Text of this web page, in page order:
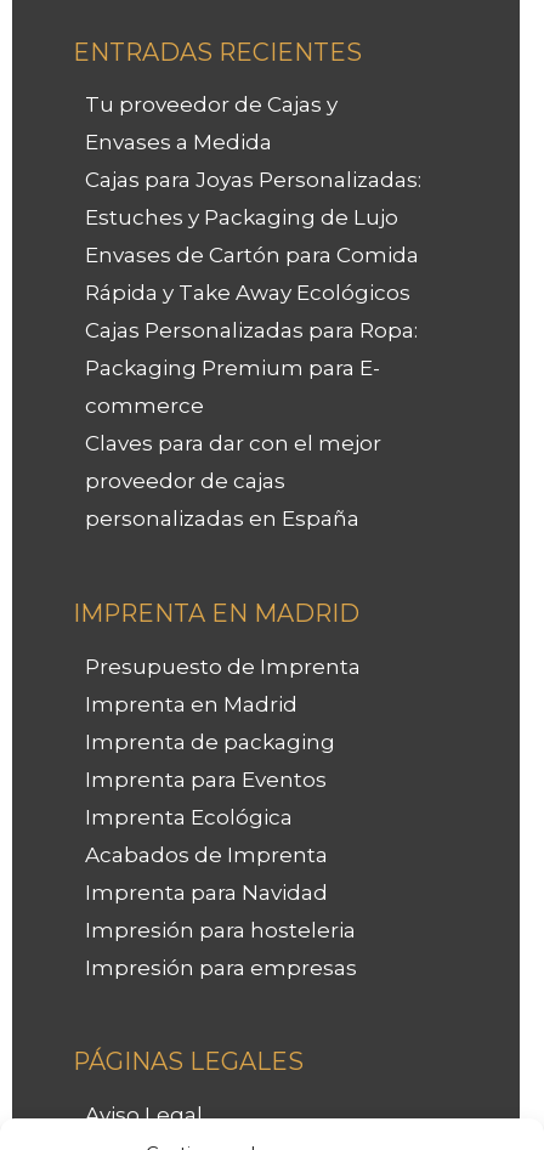
ENTRADAS RECIENTES
Tu proveedor de Cajas y
Envases a Medida
Cajas para Joyas Personalizadas:
Estuches y Packaging de Lujo
Envases de Cartón para Comida
Rápida y Take Away Ecológicos
Cajas Personalizadas para Ropa:
Packaging Premium para E-
commerce
Claves para dar con el mejor
proveedor de cajas
personalizadas en España
IMPRENTA EN MADRID
Presupuesto de Imprenta
Imprenta en Madrid
Imprenta de packaging
Imprenta para Eventos
Imprenta Ecológica
Acabados de Imprenta
Imprenta para Navidad
Impresión para hosteleria
Impresión para empresas
PÁGINAS LEGALES
Aviso Legal
Facebook
Instagram
LinkedIn